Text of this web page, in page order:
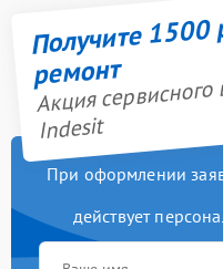
Получите 1500
ремонт
Акция
Indesit
При оформлении
действует